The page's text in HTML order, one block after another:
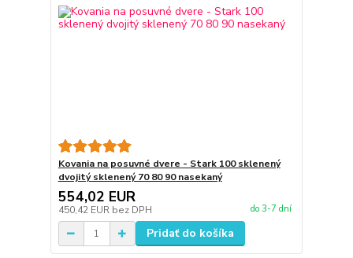
Kovania na posuvné dvere - Stark 100 sklenený
dvojitý sklenený 70 80 90 nasekaný
554,02 EUR
450,42 EUR bez DPH do 3-7 dní
Pridať do košíka